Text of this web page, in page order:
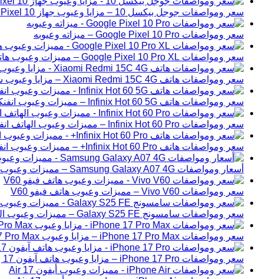
سعر ومواصفات جوجل بيكسل 10 – مزايا وعيوب جهاز Google Pixel 10
سعر ومواصفات Google Pixel 10 Pro – ميزاته وعيوبه
سعر ومواصفات Google Pixel 10 Pro XL – مميزات وعيوب هاتف جوجل بيكسل 10 برو إكس ال
سعر ومواصفات هاتف Xiaomi Redmi 15C 4G – مزايا وعيوب شاومي ريدمي 15C
سعر ومواصفات هاتف Infinix Hot 60 5G – مميزات وعيوب انفنكس هوت 60 الجيل الخامس
سعر ومواصفات Infinix Hot 60 Pro – مميزات وعيوب الهاتف انفنكس هوت 60 برو
سعر ومواصفات هاتف Infinix Hot 60 Pro+ – مميزات وعيوب انفنكس هوت 60 برو بلس.
أسعار ومواصفات Samsung Galaxy A07 4G – مميزات وعيوب هاتف سامسونج A07
سعر ومواصفات Vivo V60 – مميزات وعيوب هاتف فيفو V60
سعر ومواصفات سامسونج Galaxy S25 FE – مميزات وعيوب الهاتف
سعر ومواصفات iPhone 17 Pro Max – مزايا وعيوب iPhone 17 Pro Max
سعر ومواصفات iPhone 17 Pro – مزايا وعيوب هاتف آيفون 17 برو